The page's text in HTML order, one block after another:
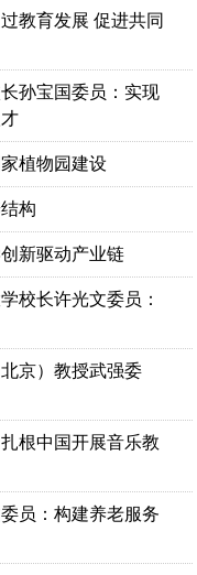
教育发展 促进共同
孙宝国委员：实现
植物园建设
构
新驱动产业链
校长许光文委员：
京）教授武强委
根中国开展音乐教
员：构建养老服务